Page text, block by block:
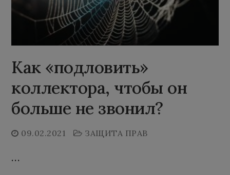
Как «подловить»
коллектора, чтобы он
больше не звонил?
09.02.2021 ЗАЩИТА ПРАВ
…